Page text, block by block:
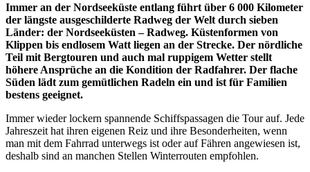
Immer an der Nordseeküste entlang führt über 6 000 Kilometer
der längste ausgeschilderte Radweg der Welt durch sieben
Länder: der Nordseeküsten – Radweg. Küstenformen von
Klippen bis endlosem Watt liegen an der Strecke. Der nördliche
Teil mit Bergtouren und auch mal ruppigem Wetter stellt
höhere Ansprüche an die Kondition der Radfahrer. Der flache
Süden lädt zum gemütlichen Radeln ein und ist für Familien
bestens geeignet.
Immer wieder lockern spannende Schiffspassagen die Tour auf. Jede
Jahreszeit hat ihren eigenen Reiz und ihre Besonderheiten, wenn
man mit dem Fahrrad unterwegs ist oder auf Fähren angewiesen ist,
deshalb sind an manchen Stellen Winterrouten empfohlen.